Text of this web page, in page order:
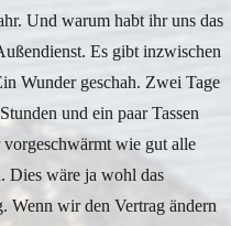
Und warum habt ihr uns das
Es gibt inzwischen
Wunder geschah. Zwei Tage
und ein paar Tassen
wie gut alle
Dies wäre ja wohl das
Wenn wir den Vertrag ändern